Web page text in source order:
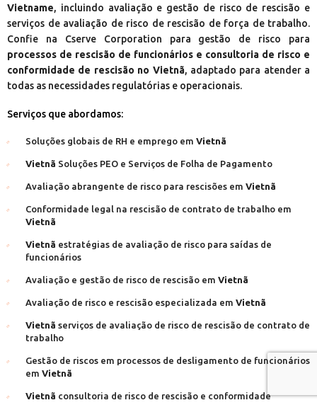
Vietname, incluindo avaliação e gestão de risco de rescisão e
serviços de avaliação de risco de rescisão de força de trabalho.
Confie na Cserve Corporation para gestão de risco para
processos de rescisão de funcionários e consultoria de risco e
conformidade de rescisão no Vietnã, adaptado para atender a
todas as necessidades regulatórias e operacionais.
Serviços que abordamos:
Soluções globais de RH e emprego em Vietnã
Vietnã Soluções PEO e Serviços de Folha de Pagamento
Avaliação abrangente de risco para rescisões em Vietnã
Conformidade legal na rescisão de contrato de trabalho em
Vietnã
Vietnã estratégias de avaliação de risco para saídas de
funcionários
Avaliação e gestão de risco de rescisão em Vietnã
Avaliação de risco e rescisão especializada em Vietnã
Vietnã serviços de avaliação de risco de rescisão de contrato de
trabalho
Gestão de riscos em processos de desligamento de funcionários
em Vietnã
Vietnã consultoria de risco de rescisão e conformidade